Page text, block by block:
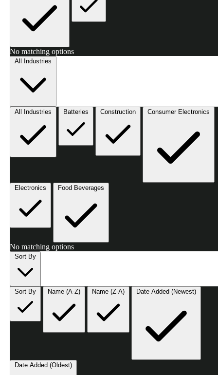
No matching options
All Industries
All Industries Batteries Construction Consumer Electronics
Electronics Food Beverages
No matching options
Sort By
Sort By Name (A-Z) Name (Z-A) Date Added (Newest)
Date Added (Oldest)